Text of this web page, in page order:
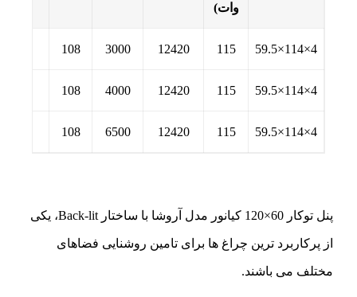
وات)
4×114×59.5
115
12420
3000
108
4×114×59.5
115
12420
4000
108
4×114×59.5
115
12420
6500
108
پنل توکار 60×120 کیانور مدل آروشا با ساختار Back-lit، یکی
از پرکاربرد ترین چراغ ها برای تامین روشنایی فضاهای
مختلف می باشند.